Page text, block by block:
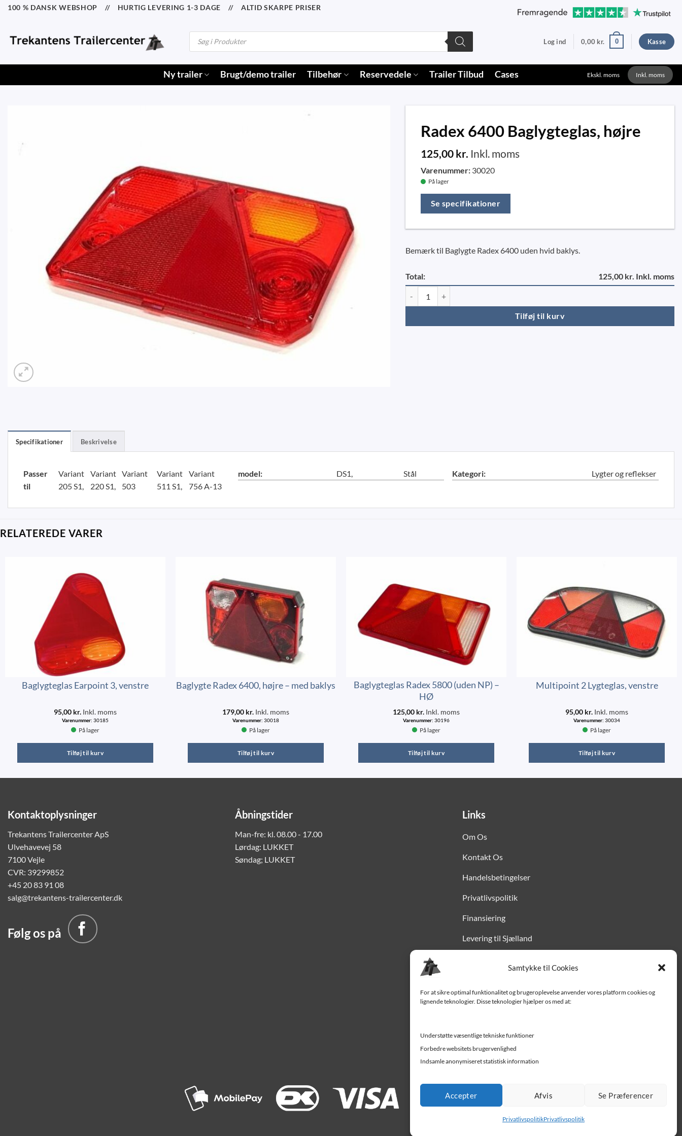
Samtykke til Cookies
For at sikre optimal funktionalitet og brugeroplevelse anvender vores platform cookies og
lignende teknologier. Disse teknologier hjælper os med at:
Understøtte væsentlige tekniske funktioner
Forbedre websitets brugervenlighed
Indsamle anonymiseret statistisk information
Accepter Afvis Se Præferencer
PrivatlivspolitikPrivatlivspolitik
Fortsæt
100 % DANSK WEBSHOP // HURTIG LEVERING 1-3 DAGE // ALTID SKARPE PRISER
Products
search
Log ind 0,00 kr. 0 Kasse
Ny trailer Brugt/demo trailer Tilbehør Reservedele Trailer Tilbud Cases Ekskl. moms Inkl. moms
Radex 6400 Baglygteglas, højre
125,00 kr. Inkl. moms
Varenummer: 30020
På lager
Se specifikationer
Bemærk til Baglygte Radex 6400 uden hvid baklys.
Total: 125,00 kr. Inkl. moms
Tilføj til kurv
Specifikationer Beskrivelse
Passer
til
model:
Variant
205 S1
Variant
220 S1
Variant
503
DS1
Variant
511 S1
Variant
756 A-13
Stål Kategori: Lygter og reflekser
RELATEREDE VARER
Baglygteglas Earpoint 3, venstre
95,00 kr. Inkl. moms
Varenummer: 30185
På lager
Tilføj til kurv
Baglygte Radex 6400, højre – med baklys
179,00 kr. Inkl. moms
Varenummer: 30018
På lager
Tilføj til kurv
Baglygteglas Radex 5800 (uden NP) –
HØ
125,00 kr. Inkl. moms
Varenummer: 30196
På lager
Tilføj til kurv
Multipoint 2 Lygteglas, venstre
95,00 kr. Inkl. moms
Varenummer: 30034
På lager
Tilføj til kurv
Kontaktoplysninger
Trekantens Trailercenter ApS
Ulvehavevej 58
7100 Vejle
CVR: 39299852
+45 20 83 91 08
salg@trekantens-trailercenter.dk
Følg os på
Åbningstider
Man-fre: kl. 08.00 - 17.00
Lørdag: LUKKET
Søndag; LUKKET
Links
Om Os
Kontakt Os
Handelsbetingelser
Privatlivspolitik
Finansiering
Levering til Sjælland
Værksted